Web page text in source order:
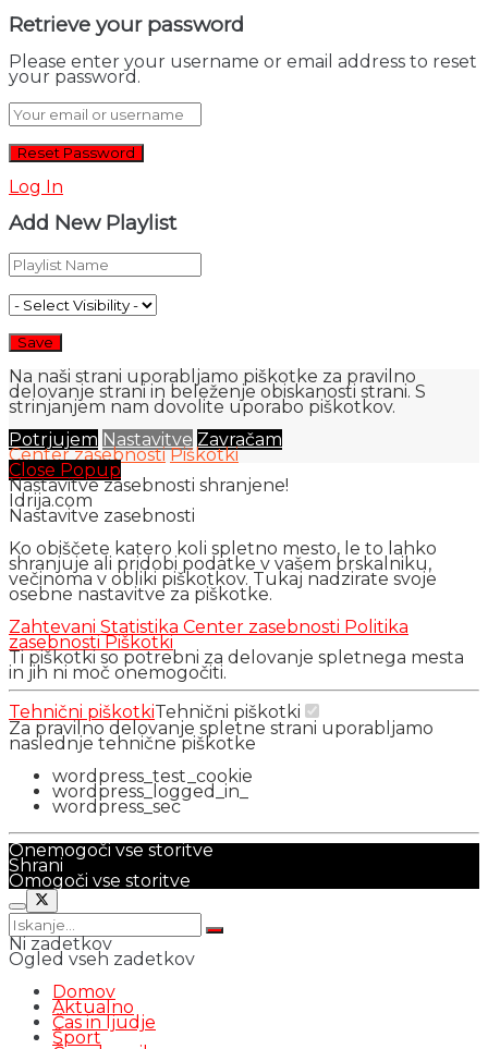
Retrieve your password
Please enter your username or email address to reset
your password.
Log In
Add New Playlist
Na naši strani uporabljamo piškotke za pravilno
delovanje strani in beleženje obiskanosti strani. S
strinjanjem nam dovolite uporabo piškotkov.
Potrjujem Nastavitve Zavračam
Center zasebnosti Piškotki
Close Popup
Nastavitve zasebnosti shranjene!
Idrija.com
Nastavitve zasebnosti
Ko obiščete katero koli spletno mesto, le to lahko
shranjuje ali pridobi podatke v vašem brskalniku,
večinoma v obliki piškotkov. Tukaj nadzirate svoje
osebne nastavitve za piškotke.
Zahtevani Statistika Center zasebnosti Politika
zasebnosti Piškotki
Ti piškotki so potrebni za delovanje spletnega mesta
in jih ni moč onemogočiti.
Tehnični piškotkiTehnični piškotki
Za pravilno delovanje spletne strani uporabljamo
naslednje tehnične piškotke
wordpress_test_cookie
wordpress_logged_in_
wordpress_sec
Onemogoči vse storitve
Shrani
Omogoči vse storitve
Ni zadetkov
Ogled vseh zadetkov
Domov
Aktualno
Čas in ljudje
Šport